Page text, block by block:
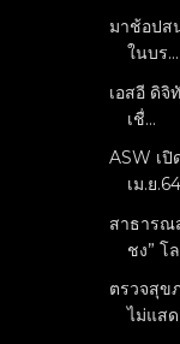
มาช้อปส
ในบร...
เอสอี ดิ
เชื่...
ASW เ
เม.ย
สาธารณ
ชง” โ
ตรวจสุข
ไม่แสด